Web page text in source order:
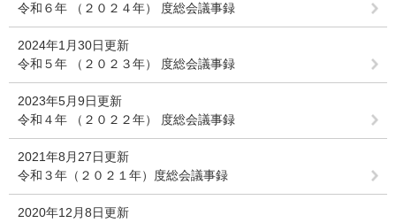
令和６年 （２０２４年） 度総会議事録
2024年1月30日更新
令和５年 （２０２３年） 度総会議事録
2023年5月9日更新
令和４年 （２０２２年） 度総会議事録
2021年8月27日更新
令和３年（２０２１年）度総会議事録
2020年12月8日更新